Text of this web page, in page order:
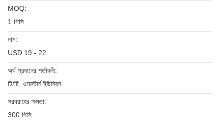
MOQ:
1 পিসি
দাম:
USD 19 - 22
অর্থ প্রদানের শর্তাবলী:
টি/টি, ওয়েস্টার্ন ইউনিয়ন
সরবরাহের ক্ষমতা:
300 পিসি